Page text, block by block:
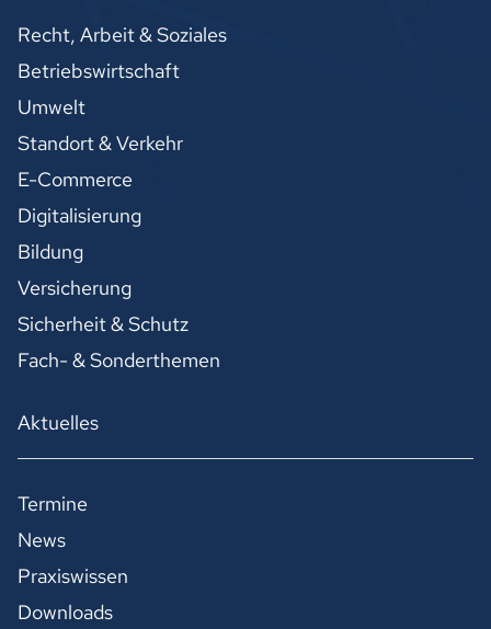
Recht, Arbeit & Soziales
Betriebswirtschaft
Umwelt
Standort & Verkehr
E-Commerce
Digitalisierung
Bildung
Versicherung
Sicherheit & Schutz
Fach- & Sonderthemen
Aktuelles
Termine
News
Praxiswissen
Downloads